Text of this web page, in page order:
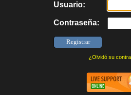
Usuario:
Contraseña:
¿Olvidó su